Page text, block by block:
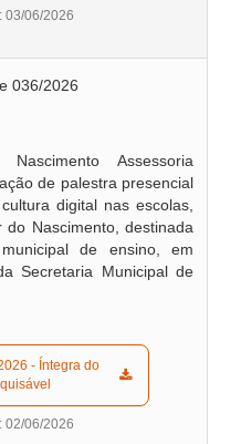
03/06/2026
036/2026
Assessoria
de palestra presencial
digital nas escolas,
Nascimento, destinada
de ensino, em
Secretaria Municipal de
02/06/2026